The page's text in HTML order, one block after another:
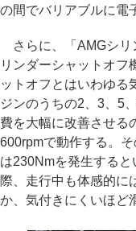
の間でバリアブルに電
さらに、「AMGシリ
リンダーシャットオフ
ットオフとはいわゆる
ジンのうちの2、3、5
費を大幅に改善させる
600rpmで動作する。そ
は230Nmを発生する
際、走行中も体感的に
か、気付きにくいほど